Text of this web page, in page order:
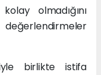
olmadığını
birlikte istifa